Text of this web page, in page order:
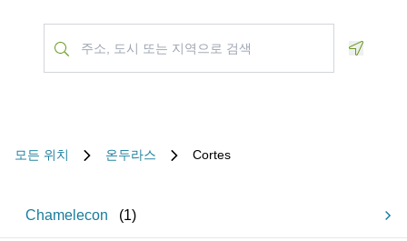
모든 위치 온두라스 Cortes
Chamelecon (1)